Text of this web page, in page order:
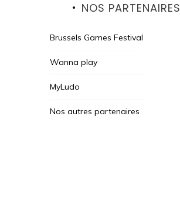
NOS PARTENAIRES
Brussels Games Festival
Wanna play
MyLudo
Nos autres partenaires